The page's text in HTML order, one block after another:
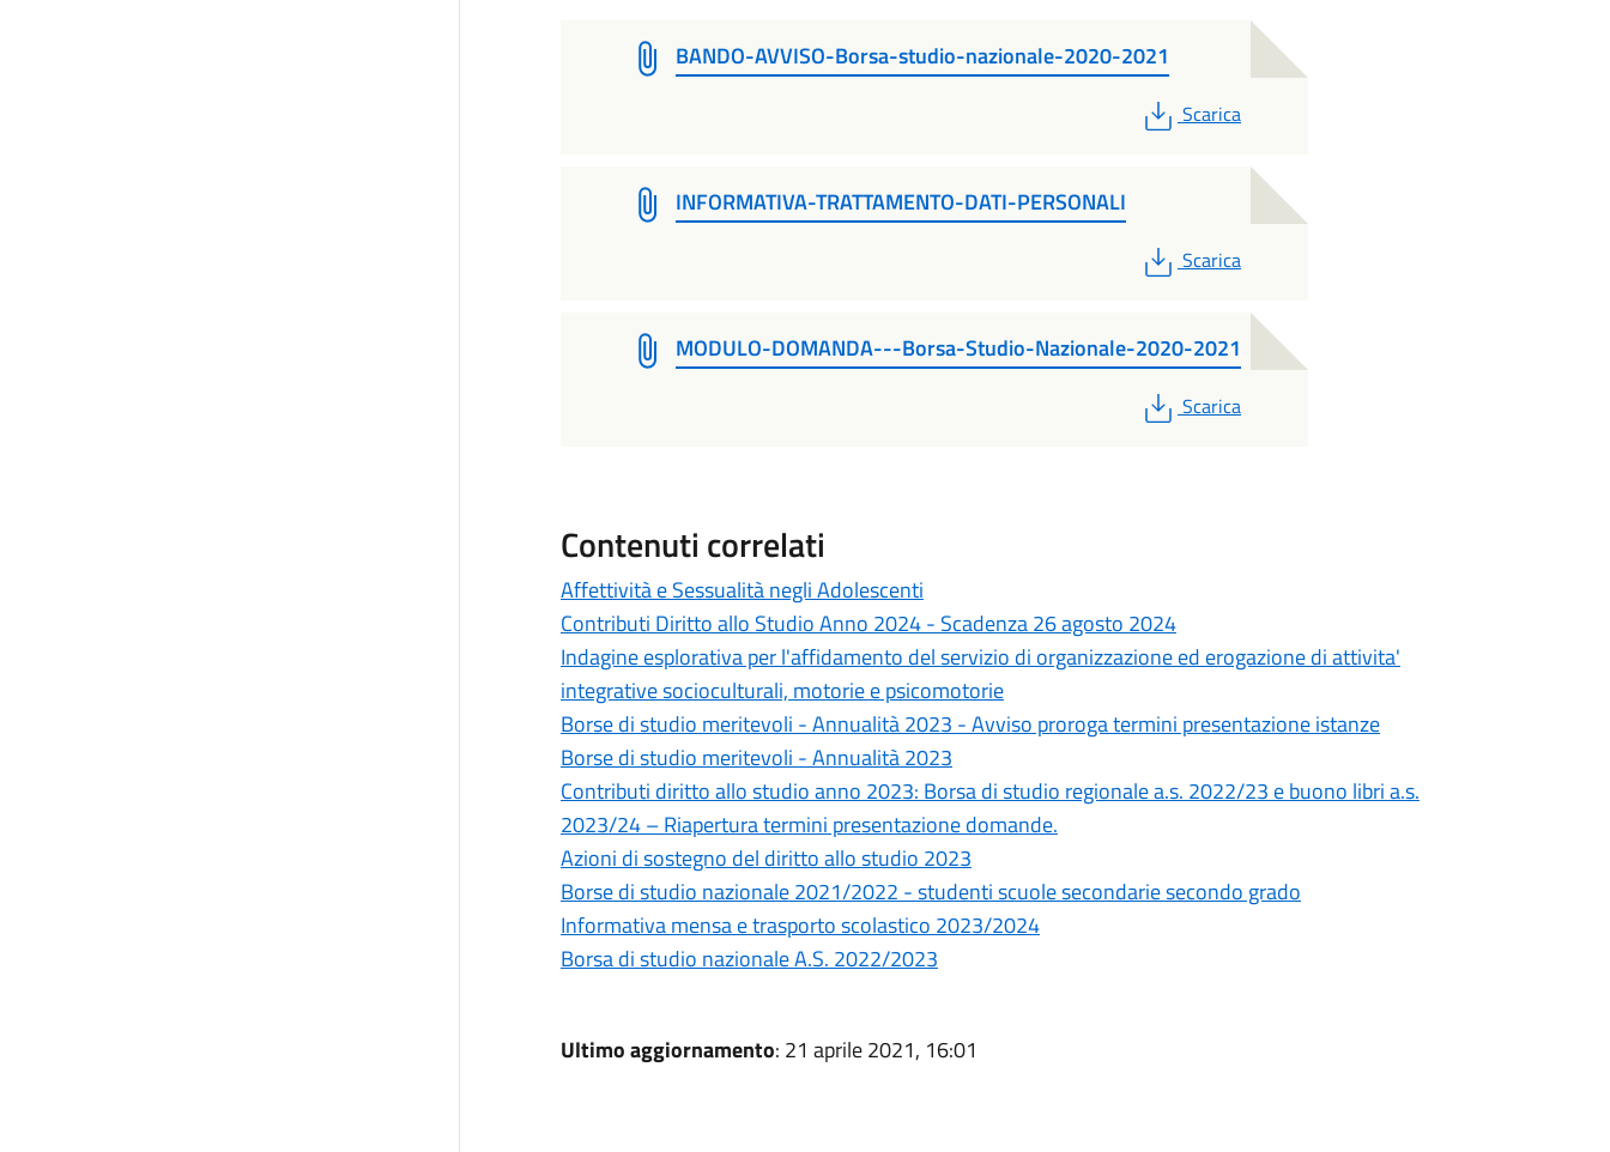
BANDO-AVVISO-Borsa-studio-nazionale-2020-2021
PDF
Scarica
INFORMATIVA-TRATTAMENTO-DATI-PERSONALI
PDF
Scarica
MODULO-DOMANDA---Borsa-Studio-Nazionale-2020-2021
PDF
Scarica
Contenuti correlati
Affettività e Sessualità negli Adolescenti
Contributi Diritto allo Studio Anno 2024 - Scadenza 26 agosto 2024
Indagine esplorativa per l'affidamento del servizio di organizzazione ed erogazione di attivita'
integrative socioculturali, motorie e psicomotorie
Borse di studio meritevoli - Annualità 2023 - Avviso proroga termini presentazione istanze
Borse di studio meritevoli - Annualità 2023
Contributi diritto allo studio anno 2023: Borsa di studio regionale a.s. 2022/23 e buono libri a.s.
2023/24 – Riapertura termini presentazione domande.
Azioni di sostegno del diritto allo studio 2023
Borse di studio nazionale 2021/2022 - studenti scuole secondarie secondo grado
Informativa mensa e trasporto scolastico 2023/2024
Borsa di studio nazionale A.S. 2022/2023
Ultimo aggiornamento: 21 aprile 2021, 16:01